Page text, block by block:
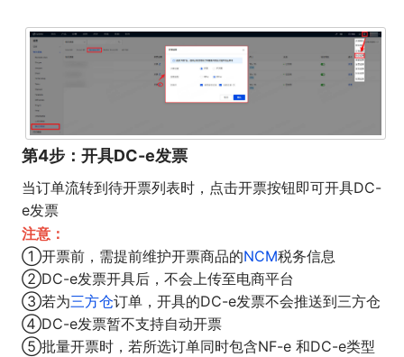
第4步：开具DC-e发票
当订单流转到待开票列表时，点击开票按钮即可开具DC-
e发票
注意：
①开票前，需提前维护开票商品的NCM税务信息
②DC-e发票开具后，不会上传至电商平台
③若为三方仓订单，开具的DC-e发票不会推送到三方仓
④DC-e发票暂不支持自动开票
⑤批量开票时，若所选订单同时包含NF-e 和DC-e类型